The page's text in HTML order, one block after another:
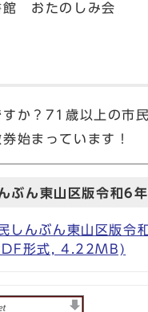
館 おたのしみ会
すか？71歳以上の市
始まっています！
ぶん東山区版令和6
しんぶん東山区版令
形式, 4.22MB)